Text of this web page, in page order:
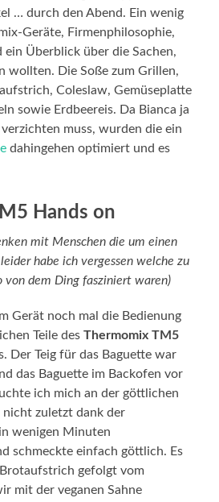
… durch den Abend. Ein wenig
Geräte, Firmenphilosophie,
ein Überblick über die Sachen,
wollten. Die Soße zum Grillen,
Coleslaw, Gemüseplatte
sowie Erdbeereis. Da Bianca ja
muss, wurden die ein
dahingehen optimiert und es
Hands on
mit Menschen die um einen
habe ich vergessen welche zu
von dem Ding fasziniert waren)
Gerät noch mal die Bedienung
Teile desThermomix TM5
Der Teig für das Baguette war
das Baguette im Backofen vor
ich mich an der göttlichen
nicht zuletzt dank der
wenigen Minuten
schmeckte einfach göttlich. Es
gefolgt vom
mit der veganen Sahne